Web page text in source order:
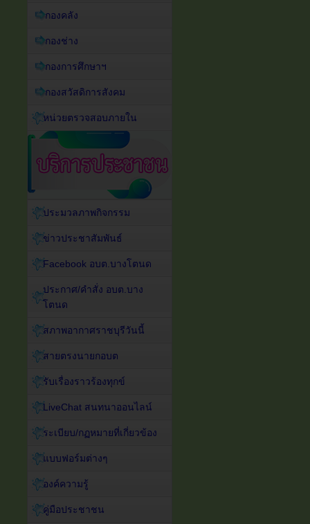
กองคลัง
กองช่าง
กองการศึกษาฯ
กองสวัสดิการสังคม
หน่วยตรวจสอบภายใน
ประมวลภาพกิจกรรม
ข่าวประชาสัมพันธ์
Facebook อบต.บางโตนด
ประกาศ/คำสั่ง อบต.บาง
โตนด
สภาพอากาศราชบุรีวันนี้
สายตรงนายกอบต
รับเรื่องราวร้องทุกข์
LiveChat สนทนาออนไลน์
ระเบียบ/กฏหมายที่เกี่ยวข้อง
แบบฟอร์มต่างๆ
องค์ความรู้
คู่มือประชาชน